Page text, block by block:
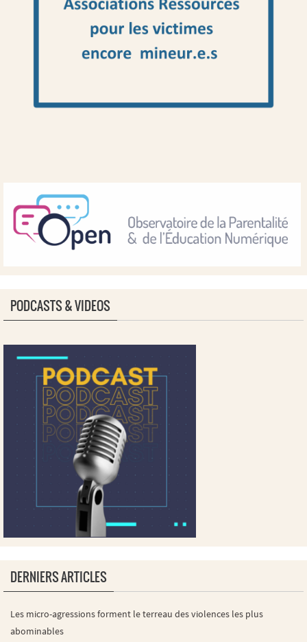
PODCASTS & VIDEOS
DERNIERS ARTICLES
Les micro-agressions forment le terreau des violences les plus
abominables